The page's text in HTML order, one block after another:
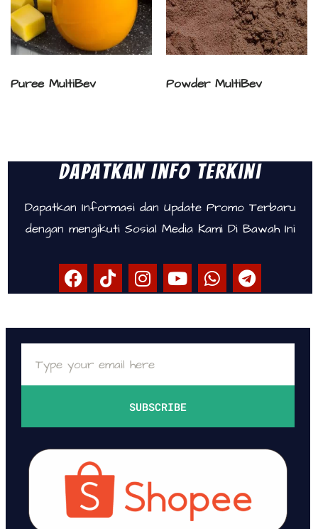
Puree MultiBev Powder MultiBev
Dapatkan Info Terkini
Dapatkan Informasi dan Update Promo Terbaru
dengan mengikuti Sosial Media Kami Di Bawah Ini
SUBSCRIBE